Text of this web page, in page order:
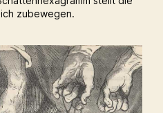
zubewegen.